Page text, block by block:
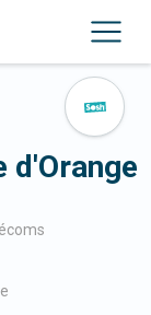
d'Orange